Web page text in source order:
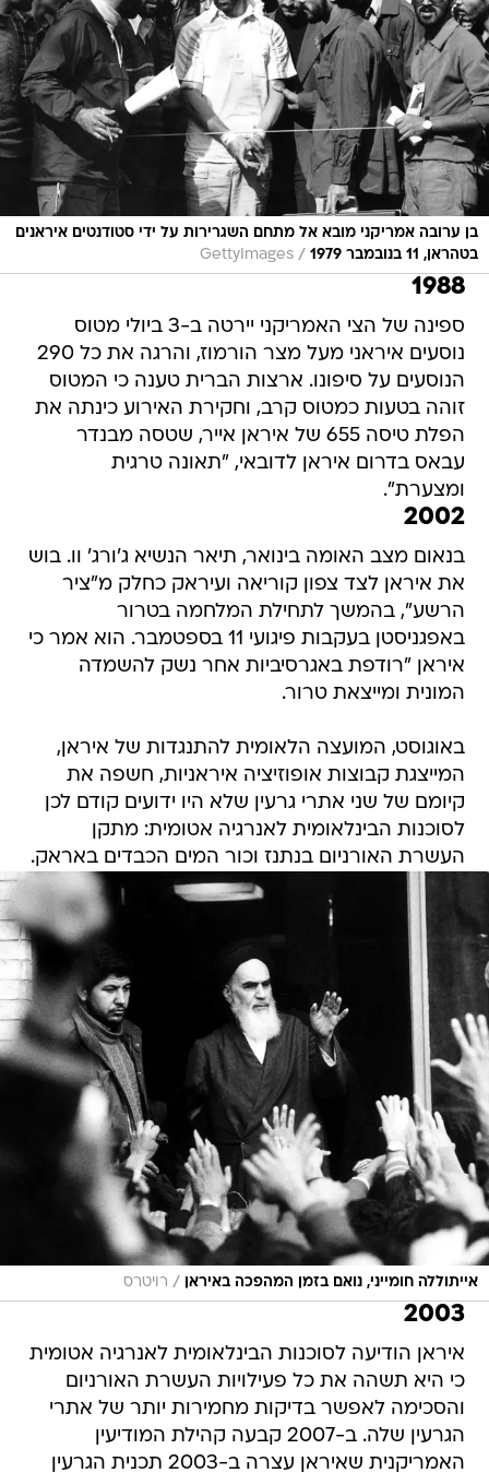
בן ערובה אמריקני מובא אל מתחם השגרירות על ידי סטודנטים איראנים
בטהראן, 11 בנובמבר 1979
/
GettyImages
1988
ספינה של הצי האמריקני יירטה ב-3 ביולי מטוס
נוסעים איראני מעל מצר הורמוז, והרגה את כל 290
הנוסעים על סיפונו. ארצות הברית טענה כי המטוס
זוהה בטעות כמטוס קרב, וחקירת האירוע כינתה את
הפלת טיסה 655 של איראן אייר, שטסה מבנדר
עבאס בדרום איראן לדובאי, "תאונה טרגית
ומצערת".
2002
בנאום מצב האומה בינואר, תיאר הנשיא ג'ורג' וו. בוש
את איראן לצד צפון קוריאה ועיראק כחלק מ"ציר
הרשע", בהמשך לתחילת המלחמה בטרור
באפגניסטן בעקבות פיגועי 11 בספטמבר. הוא אמר כי
איראן "רודפת באגרסיביות אחר נשק להשמדה
המונית ומייצאת טרור.
באוגוסט, המועצה הלאומית להתנגדות של איראן,
המייצגת קבוצות אופוזיציה איראניות, חשפה את
קיומם של שני אתרי גרעין שלא היו ידועים קודם לכן
לסוכנות הבינלאומית לאנרגיה אטומית: מתקן
העשרת האורניום בנתנז וכור המים הכבדים באראק.
אייתוללה חומייני, נואם בזמן המהפכה באיראן / רויטרס
2003
איראן הודיעה לסוכנות הבינלאומית לאנרגיה אטומית
כי היא תשהה את כל פעילויות העשרת האורניום
והסכימה לאפשר בדיקות מחמירות יותר של אתרי
הגרעין שלה. ב-2007 קבעה קהילת המודיעין
האמריקנית שאיראן עצרה ב-2003 תכנית הגרעין